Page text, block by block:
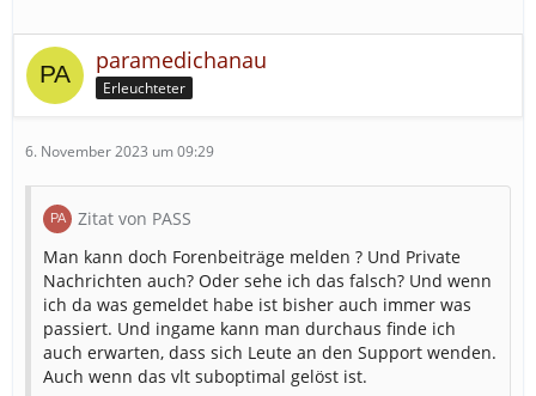
paramedichanau
Erleuchteter
6. November 2023 um 09:29
Zitat von PASS
Man kann doch Forenbeiträge melden ? Und Private
Nachrichten auch? Oder sehe ich das falsch? Und wenn
ich da was gemeldet habe ist bisher auch immer was
passiert. Und ingame kann man durchaus finde ich
auch erwarten, dass sich Leute an den Support wenden.
Auch wenn das vlt suboptimal gelöst ist.